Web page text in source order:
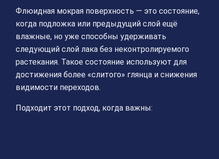
Флюидная мокрая поверхность — это состояние,
когда подложка или предыдущий слой ещё
влажные, но уже способны удерживать
следующий слой лака без неконтролируемого
растекания. Такое состояние используют для
достижения более «слитого» глянца и снижения
видимости переходов.
Подходит этот подход, когда важны: